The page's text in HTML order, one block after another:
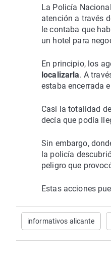
La Policía
atención a través
le contaba que
un hotel para
En principio, los
localizarla. A
estaba encerrada
Casi la totalidad
decía que podía
Sin embargo,
la policía
peligro que
Estas acciones
informativos alicante